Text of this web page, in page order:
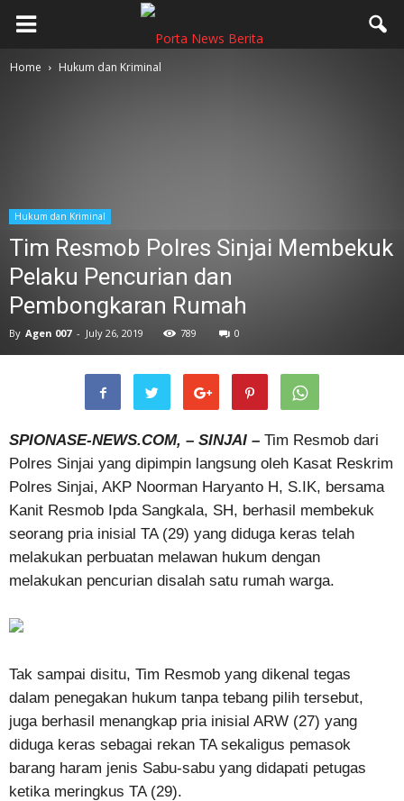
Home Hukum dan Kriminal
Hukum dan Kriminal
Tim Resmob Polres Sinjai Membekuk
Pelaku Pencurian dan
Pembongkaran Rumah
By Agen 007 - July 26, 2019 789 0
SPIONASE-NEWS.COM, – SINJAI – Tim Resmob dari
Polres Sinjai yang dipimpin langsung oleh Kasat Reskrim
Polres Sinjai, AKP Noorman Haryanto H, S.IK, bersama
Kanit Resmob Ipda Sangkala, SH, berhasil membekuk
seorang pria inisial TA (29) yang diduga keras telah
melakukan perbuatan melawan hukum dengan
melakukan pencurian disalah satu rumah warga.
Tak sampai disitu, Tim Resmob yang dikenal tegas
dalam penegakan hukum tanpa tebang pilih tersebut,
juga berhasil menangkap pria inisial ARW (27) yang
diduga keras sebagai rekan TA sekaligus pemasok
barang haram jenis Sabu-sabu yang didapati petugas
ketika meringkus TA (29).